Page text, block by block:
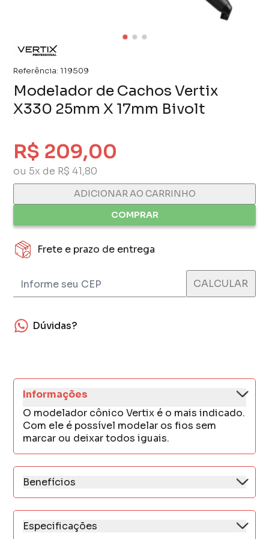
Referência: 119509
Modelador de Cachos Vertix
X330 25mm X 17mm Bivolt
R$ 209,00
ou 5x de R$ 41,80
ADICIONAR AO CARRINHO
COMPRAR
Frete e prazo de entrega
Dúvidas?
Informações
O modelador cônico Vertix é o mais indicado.
Com ele é possível modelar os fios sem
marcar ou deixar todos iguais.
Benefícios
*Uso profissional, recomendado para todos
os tipos de cabelos
*Temperatura constante
*Deslize perfeito
Especificações